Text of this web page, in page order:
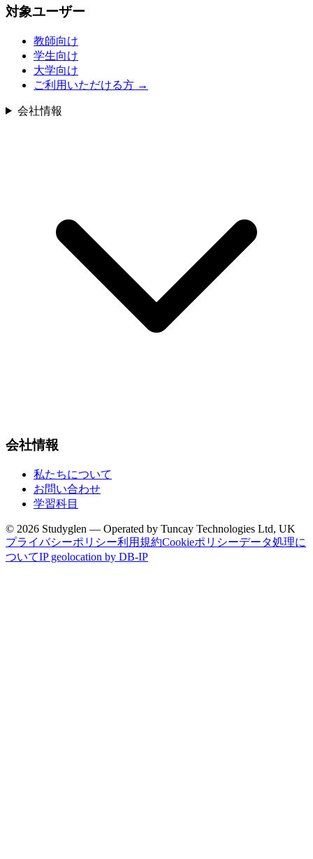
対象ユーザー
教師向け
学生向け
大学向け
ご利用いただける方 →
会社情報
会社情報
私たちについて
お問い合わせ
学習科目
© 2026 Studyglen — Operated by Tuncay Technologies Ltd, UK
プライバシーポリシー利用規約Cookieポリシーデータ処理に
ついてIP geolocation by DB-IP